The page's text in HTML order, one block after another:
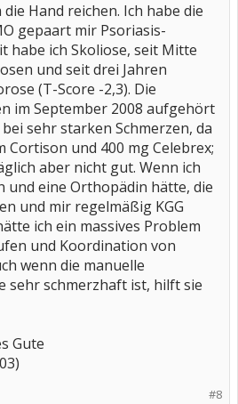
Hand reichen. Ich habe die
gepaart mir Psoriasis-
habe ich Skoliose, seit Mitte
und seit drei Jahren
(T-Score -2,3). Die
im September 2008 aufgehört
sehr starken Schmerzen, da
und 400 mg Celebrex;
aber nicht gut. Wenn ich
und eine Orthopädin hätte, die
und mir regelmäßig KGG
ich ein massives Problem
und Koordination von
wenn die manuelle
sehr schmerzhaft ist, hilft sie
Gute
#8